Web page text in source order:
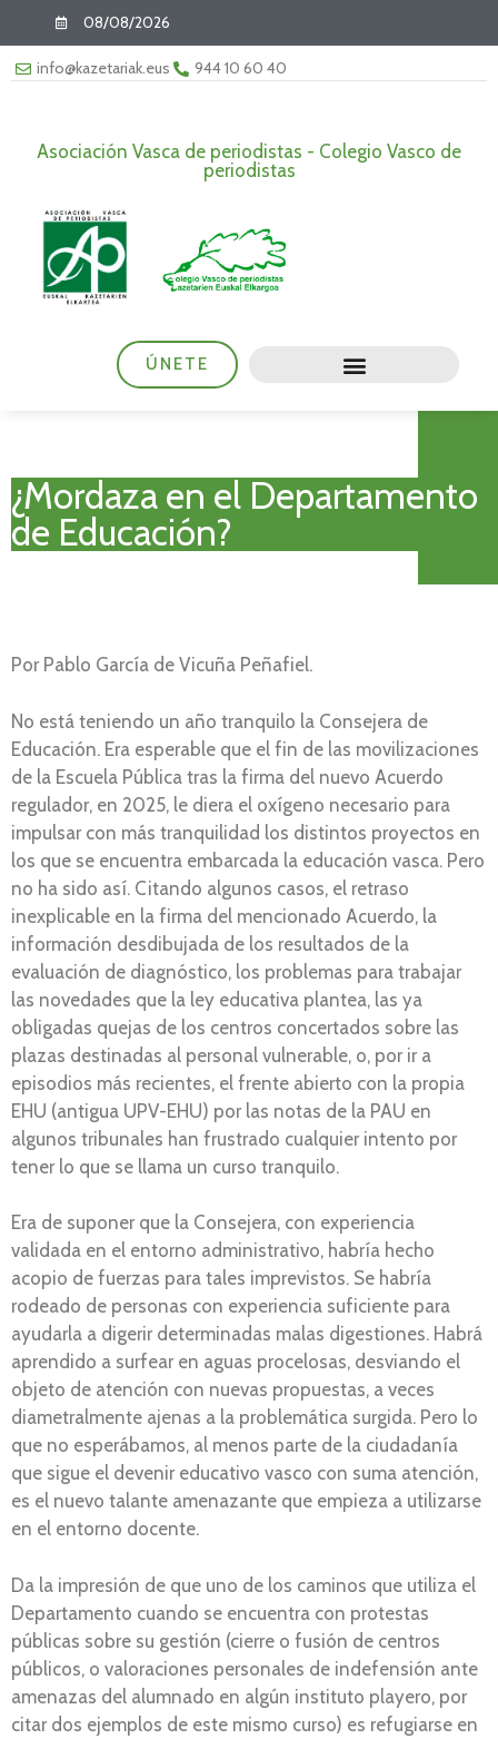
08/08/2026
info@kazetariak.eus 944 10 60 40
Asociación Vasca de periodistas - Colegio Vasco de
periodistas
ÚNETE
¿Mordaza en el Departamento
de Educación?
Por Pablo García de Vicuña Peñafiel.
No está teniendo un año tranquilo la Consejera de
Educación. Era esperable que el fin de las movilizaciones
de la Escuela Pública tras la firma del nuevo Acuerdo
regulador, en 2025, le diera el oxígeno necesario para
impulsar con más tranquilidad los distintos proyectos en
los que se encuentra embarcada la educación vasca. Pero
no ha sido así. Citando algunos casos, el retraso
inexplicable en la firma del mencionado Acuerdo, la
información desdibujada de los resultados de la
evaluación de diagnóstico, los problemas para trabajar
las novedades que la ley educativa plantea, las ya
obligadas quejas de los centros concertados sobre las
plazas destinadas al personal vulnerable, o, por ir a
episodios más recientes, el frente abierto con la propia
EHU (antigua UPV-EHU) por las notas de la PAU en
algunos tribunales han frustrado cualquier intento por
tener lo que se llama un curso tranquilo.
Era de suponer que la Consejera, con experiencia
validada en el entorno administrativo, habría hecho
acopio de fuerzas para tales imprevistos. Se habría
rodeado de personas con experiencia suficiente para
ayudarla a digerir determinadas malas digestiones. Habrá
aprendido a surfear en aguas procelosas, desviando el
objeto de atención con nuevas propuestas, a veces
diametralmente ajenas a la problemática surgida. Pero lo
que no esperábamos, al menos parte de la ciudadanía
que sigue el devenir educativo vasco con suma atención,
es el nuevo talante amenazante que empieza a utilizarse
en el entorno docente.
Da la impresión de que uno de los caminos que utiliza el
Departamento cuando se encuentra con protestas
públicas sobre su gestión (cierre o fusión de centros
públicos, o valoraciones personales de indefensión ante
amenazas del alumnado en algún instituto playero, por
citar dos ejemplos de este mismo curso) es refugiarse en